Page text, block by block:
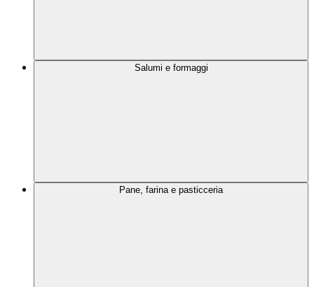
Salumi e formaggi
Pane, farina e pasticceria